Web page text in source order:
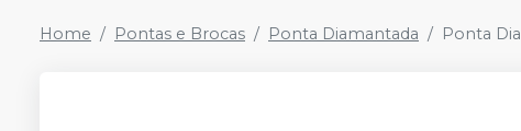
Home Pontas e Brocas Ponta Diamantada Ponta